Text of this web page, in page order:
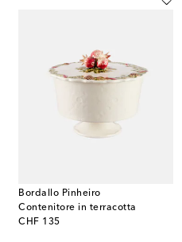
Bordallo Pinheiro
Contenitore in terracotta
CHF 135
original price